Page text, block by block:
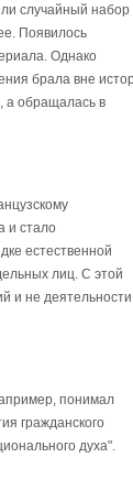
случайный набор
Появилось
Однако
брала вне
а обращалась в
и стало
естественной
лиц. С этой
и не деятельности
понимал
гражданского
духа".